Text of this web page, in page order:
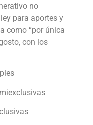
no
para aportes y
como “por única
con los